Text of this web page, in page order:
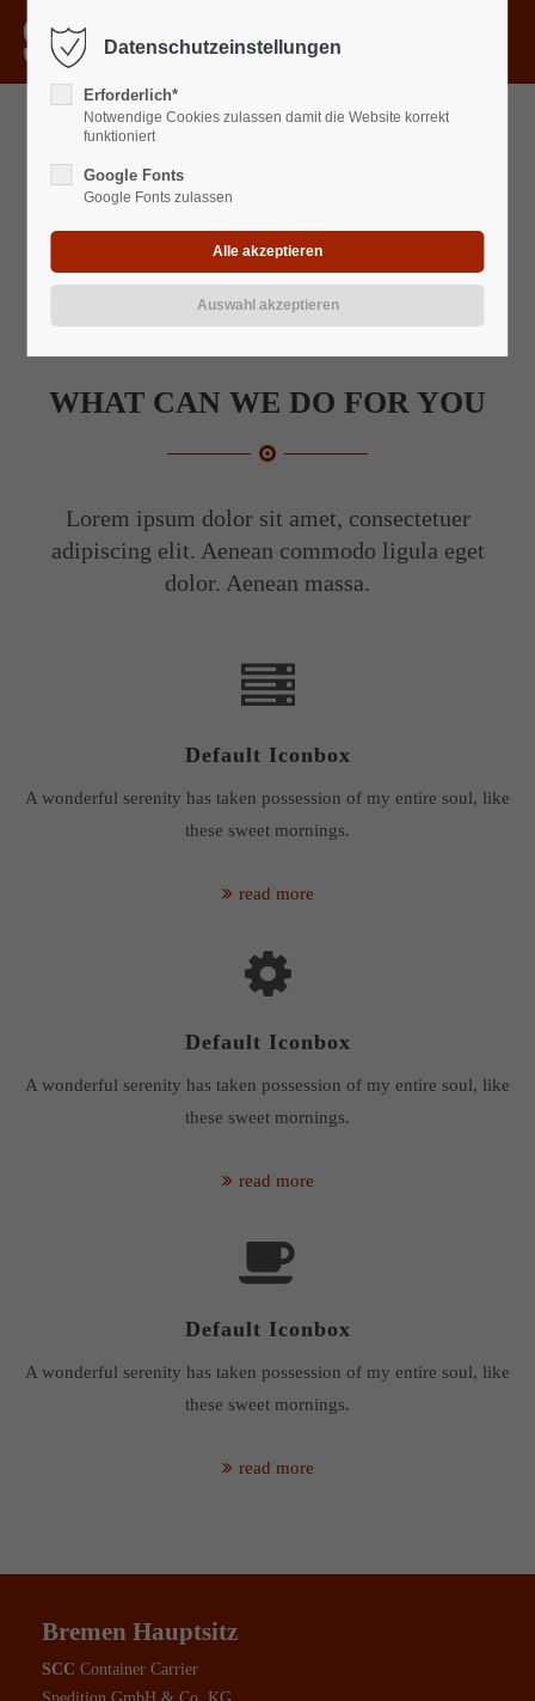
Der Eintrag "offcanvas-col1" existiert leider nicht.
Der Eintrag "offcanvas-col2" existiert leider nicht.
Der Eintrag "offcanvas-col3" existiert leider nicht.
Der Eintrag "offcanvas-col4" existiert leider nicht.
WHAT CAN WE DO FOR YOU
Lorem ipsum dolor sit amet, consectetuer
adipiscing elit. Aenean commodo ligula eget
dolor. Aenean massa.
Default Iconbox
A wonderful serenity has taken possession of my entire soul, like
these sweet mornings.
read more
Default Iconbox
A wonderful serenity has taken possession of my entire soul, like
these sweet mornings.
read more
Default Iconbox
A wonderful serenity has taken possession of my entire soul, like
these sweet mornings.
read more
Bremen Hauptsitz
SCC Container Carrier
Datenschutzeinstellungen
Erforderlich*
Notwendige Cookies zulassen damit die Website korrekt
funktioniert
Google Fonts
Google Fonts zulassen